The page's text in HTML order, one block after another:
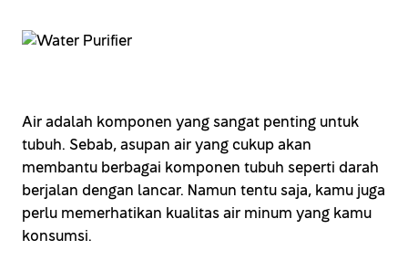
Air adalah komponen yang sangat penting untuk
tubuh. Sebab, asupan air yang cukup akan
membantu berbagai komponen tubuh seperti darah
berjalan dengan lancar. Namun tentu saja, kamu juga
perlu memerhatikan kualitas air minum yang kamu
konsumsi.